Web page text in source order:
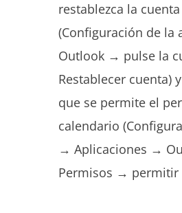
restablezca la
(Configuración de la
Outlook → pulse la
Restablecer cuenta)
que se permite el
calendario
→ Aplicaciones →
Permisos → permitir